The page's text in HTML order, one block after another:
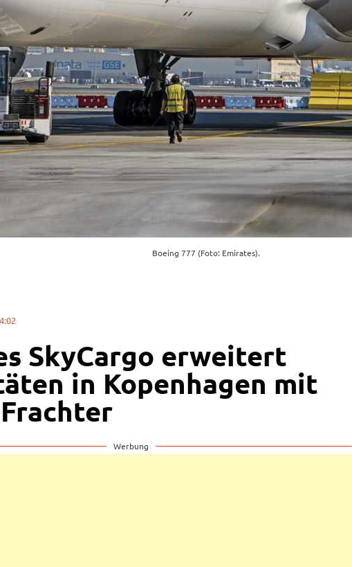
Boeing 777 (Foto: Emirates).
SkyCargo erweitert
in Kopenhagen mit
Werbung